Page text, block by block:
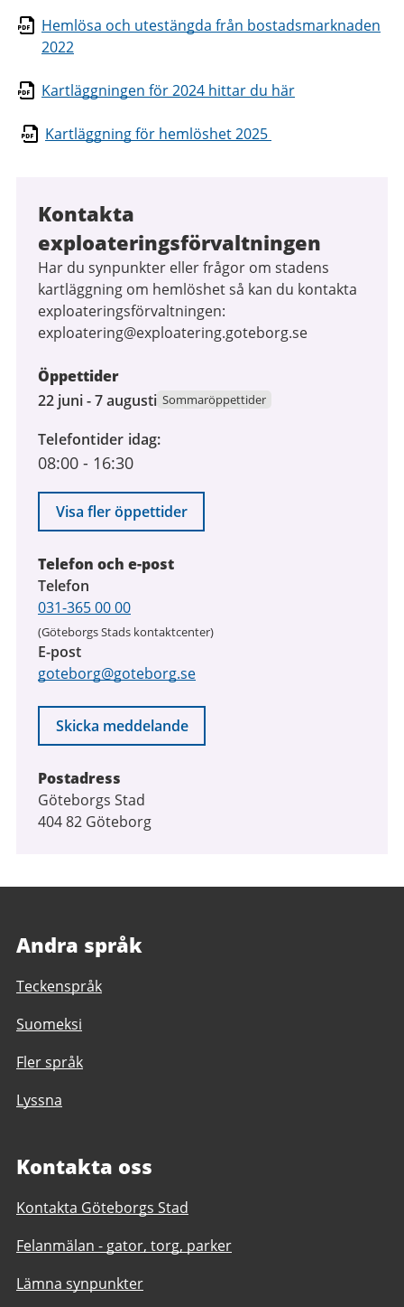
Hemlösa och utestängda från bostadsmarknaden
2022
Kartläggningen för 2024 hittar du här
Kartläggning för hemlöshet 2025
Kontakta
exploateringsförvaltningen
Har du synpunkter eller frågor om stadens
kartläggning om hemlöshet så kan du kontakta
exploateringsförvaltningen:
exploatering@exploatering.goteborg.se
Öppettider
22
2026
till
augusti
2026
22 juni - 7 augusti Sommaröppettider
Telefontider idag
08:00 - 16:30
Visa fler öppettider
Telefon och e-post
Telefon
031-365 00 00
(Göteborgs Stads kontaktcenter)
E-post
goteborg@goteborg.se
Skicka meddelande
Postadress
Göteborgs Stad
404 82 Göteborg
Andra språk
Teckenspråk
Suomeksi
Fler språk
Lyssna
Kontakta oss
Kontakta Göteborgs Stad
Felanmälan - gator, torg, parker
Lämna synpunkter